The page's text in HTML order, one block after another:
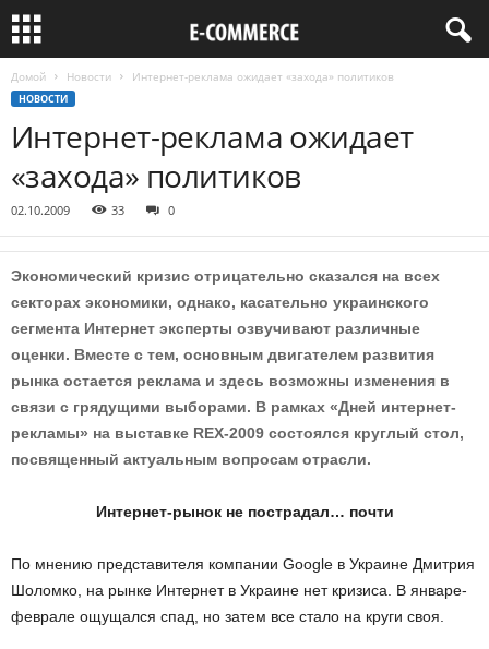
Домой Новости Интернет-реклама ожидает «захода» политиков
НОВОСТИ
Интернет-реклама ожидает
«захода» политиков
02.10.2009 33 0
Экономический кризис отрицательно сказался на всех
секторах экономики, однако, касательно украинского
сегмента Интернет эксперты озвучивают различные
оценки. Вместе с тем, основным двигателем развития
рынка остается реклама и здесь возможны изменения в
связи с грядущими выборами. В рамках «Дней интернет-
рекламы» на выставке REX-2009 состоялся круглый стол,
посвященный актуальным вопросам отрасли.
Интернет-рынок не пострадал… почти
По мнению представителя компании Google в Украине Дмитрия
Шоломко, на рынке Интернет в Украине нет кризиса. В январе-
феврале ощущался спад, но затем все стало на круги своя.